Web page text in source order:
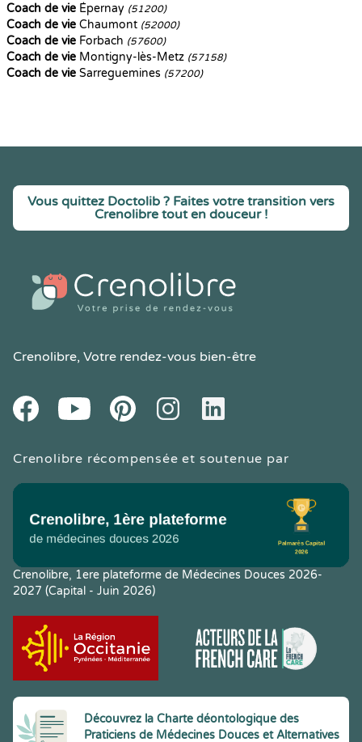
Coach de vie Épernay (51200)
Coach de vie Chaumont (52000)
Coach de vie Forbach (57600)
Coach de vie Montigny-lès-Metz (57158)
Coach de vie Sarreguemines (57200)
Vous quittez Doctolib ? Faites votre transition vers
Crenolibre tout en douceur !
Crenolibre, Votre rendez-vous bien-être
FacebookYoutube PinteresetInstagramLinkedIn
Crenolibre récompensée et soutenue par
Crenolibre, 1ere plateforme de Médecines Douces 2026-
2027 (Capital - Juin 2026)
Découvrez la Charte déontologique des
Praticiens de Médecines Douces et Alternatives